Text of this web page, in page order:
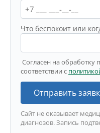
Что беспокоит или
Согласен на обработку
соответствии с
Отправить
Сайт не оказывает
диагнозов. Запись